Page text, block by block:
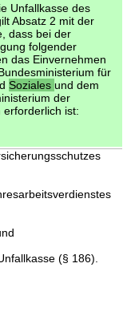
Unfallkasse des
Absatz 2 mit der
dass bei der
folgender
das Einvernehmen
für
Soziales und dem
der
erforderlich ist:
(§ 186).